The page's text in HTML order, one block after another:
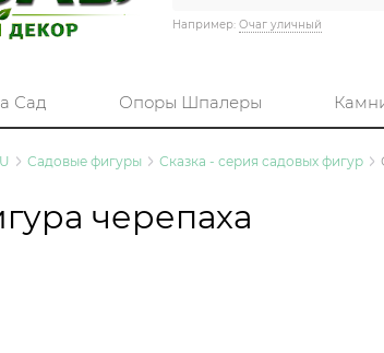
Например: Очаг уличный
Сад Опоры Шпалеры
Садовые фигуры Сказка - серия садовых фигур
черепаха